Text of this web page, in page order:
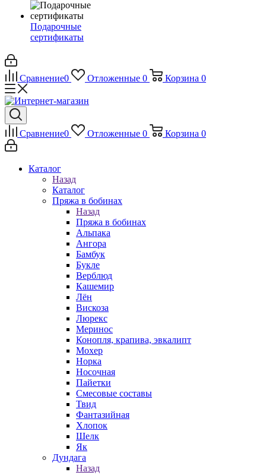
Подарочные
сертификаты
Сравнение0 Отложенные 0 Корзина 0
Сравнение0 Отложенные 0 Корзина 0
Каталог
Назад
Каталог
Пряжа в бобинах
Назад
Пряжа в бобинах
Альпака
Ангора
Бамбук
Букле
Верблюд
Кашемир
Лён
Вискоза
Люрекс
Меринос
Конопля, крапива, эвкалипт
Мохер
Норка
Носочная
Пайетки
Смесовые составы
Твид
Фантазийная
Хлопок
Шелк
Як
Дундага
Назад